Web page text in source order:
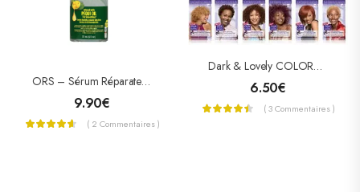
ORS – Sérum Réparateur À L’huile D’olive
9.90€
( 2 Commentaires )
Dark & Lovely COLORATION PERMANENTE « NUTRITIVE INTENSE »
6.50€
( 3 Commentaires )